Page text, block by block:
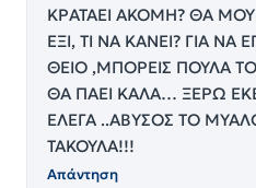
ΚΡΑΤΑΕΙ ΑΚΟΜΗ? ΘΑ ΜΟΥ
ΕΞΙ, ΤΙ ΝΑ ΚΑΝΕΙ? ΓΙΑ
ΘΕΙΟ ,ΜΠΟΡΕΙΣ ΠΟΥΛΑ
ΘΑ ΠΑΕΙ ΚΑΛΑ… ΞΕΡΩ
ΕΛΕΓΑ ..ΑΒΥΣΟΣ ΤΟ
ΤΑΚΟΥΛΑ!!!
Απάντηση